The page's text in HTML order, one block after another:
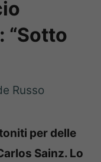
“Sotto
Russo
per delle
Sainz. Lo